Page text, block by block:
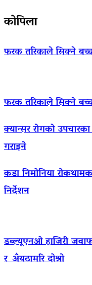
कोपिला
फरक तरिकाले सिक्ने
फरक तरिकाले सिक्ने
क्यान्सर रोगको
गराइने
कडा निमोनिया
निर्देशन
डब्ल्यूएनओ हाजिरी
र अँयठामरि दोश्रो